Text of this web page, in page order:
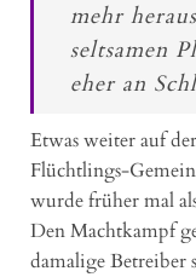
mehr
seltsamen
eher an
Etwas weiter auf
Flüchtlings-
wurde früher mal
Den Machtkampf
damalige Betreiber